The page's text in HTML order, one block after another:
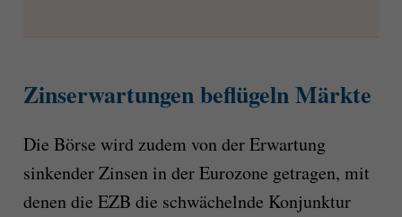
Zinserwartungen beflügeln Märkte
Die Börse wird zudem von der Erwartung
sinkender Zinsen in der Eurozone getragen, mit
denen die EZB die schwächelnde Konjunktur